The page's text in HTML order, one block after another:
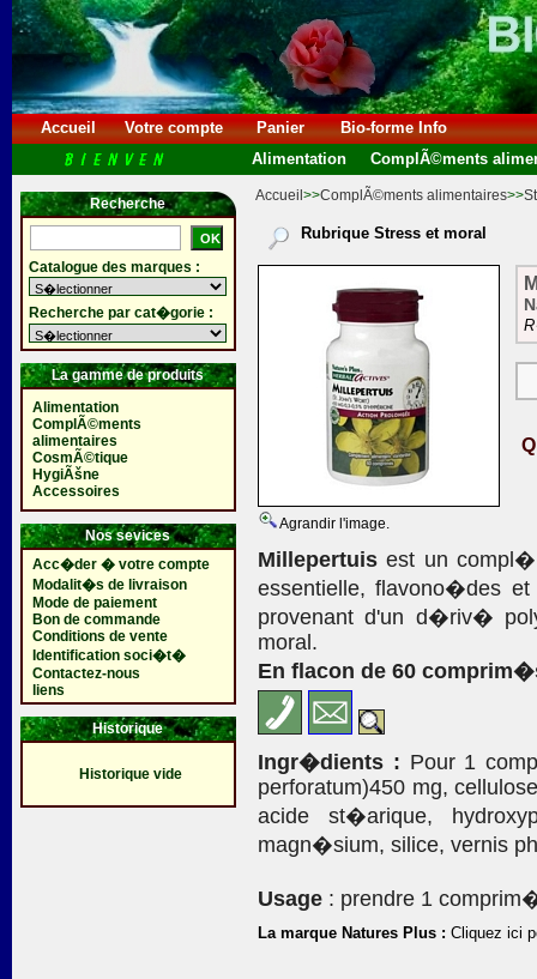
Accueil Votre compte Panier
Bio-forme Info
Alimentation
ComplÃ©ments
Recherche
Catalogue des marques :
Recherche par cat�gorie :
La gamme de produits
Alimentation
ComplÃ©ments
alimentaires
CosmÃ©tique
HygiÃšne
Accessoires
Nos sevices
Acc�der � votre compte
Modalit�s de livraison
Mode de paiement
Bon de commande
Conditions de vente
Identification soci�t�
Contactez-nous
liens
Historique
Historique vide
Accueil >>ComplÃ©ments alimentaires>>
Rubrique Stress et moral
Agrandir l'image.
Millepertuis est un
essentielle, flavono�des
provenant d'un d�riv�
moral.
En flacon de 60
Ingr�dients : Pour 1
perforatum)450 mg,
acide st�arique,
magn�sium, silice, vernis
Usage : prendre 1
La marque Natures Plus : Cliquez ici